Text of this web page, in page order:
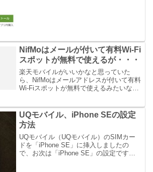
NifMoはメールが付いて有料Wi-Fi
スポットが無料で使えるが・・・
楽天モバイルがいいかなと思っていた
ら、NifMoはメールアドレスが付いて有料
Wi-Fiスポットが無料で使えるみたいなの
ビスがないんですよね。
UQモバイル、iPhone SEの設定
方法
UQモバイル（UQモバイル）のSIMカー
ドを「iPhone SE」に挿入しましたの
で、お次は「iPhone SE」の設定です。